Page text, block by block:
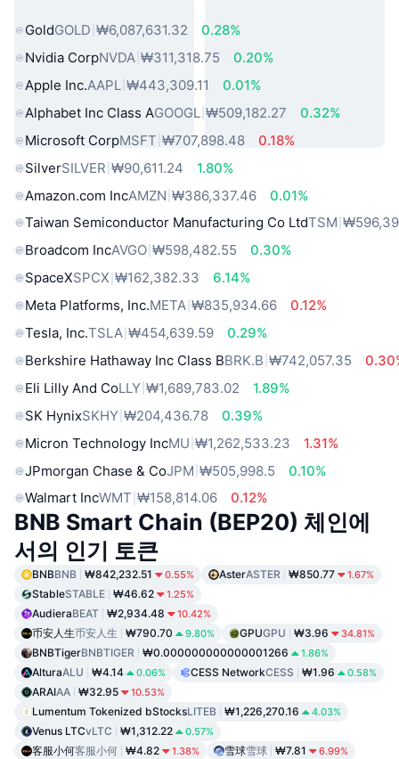
GoldGOLD ₩6,087,631.32
0.28%
Nvidia CorpNVDA ₩311,318.75
0.20%
Apple Inc.AAPL ₩443,309.11
0.01%
Alphabet Inc Class AGOOGL ₩509,182.27
0.32%
Microsoft CorpMSFT ₩707,898.48
0.18%
SilverSILVER ₩90,611.24
1.80%
Amazon.com IncAMZN ₩386,337.46
0.01%
Taiwan Semiconductor Manufacturing Co LtdTSM
Broadcom IncAVGO ₩598,482.55
0.30%
SpaceXSPCX ₩162,382.33
6.14%
Meta Platforms, Inc.META ₩835,934.66
0.12%
Tesla, Inc.TSLA ₩454,639.59
0.29%
Berkshire Hathaway Inc Class BBRK.B ₩742,057.35
Eli Lilly And CoLLY ₩1,689,783.02
1.89%
SK HynixSKHY ₩204,436.78
0.39%
Micron Technology IncMU ₩1,262,533.23
1.31%
JPmorgan Chase & CoJPM ₩505,998.5
0.10%
Walmart IncWMT ₩158,814.06 0.12%
BNB Smart Chain (BEP20) 체인에
서의 인기 토큰
BNBBNB ₩842,232.51 0.55% AsterASTER ₩850.77 1.67%
StableSTABLE ₩46.62 1.25%
AudieraBEAT ₩2,934.48 10.42%
币安人生币安人生 ₩790.70 9.80% GPUGPU ₩3.96 34.81%
BNBTigerBNBTIGER ₩0.000000000000001266 1.86%
AlturaALU ₩4.14 0.06% CESS NetworkCESS ₩1.96 0.58%
ARAIAA ₩32.95 10.53%
Lumentum Tokenized bStocksLITEB ₩1,226,270.16 4.03%
Venus LTCvLTC ₩1,312.22 0.57%
客服小何客服小何 ₩4.82 1.38% 雪球雪球 ₩7.81 6.99%